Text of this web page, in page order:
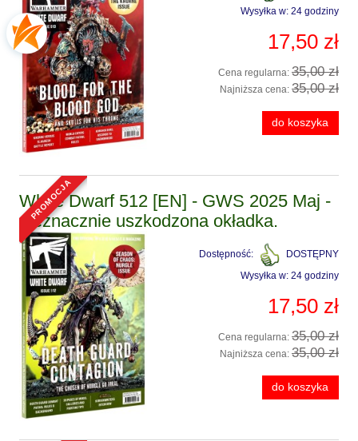
Wysyłka w: 24 godziny
17,50 zł
Cena regularna: 35,00 zł
Najniższa cena: 35,00 zł
do koszyka
White Dwarf 512 [EN] - GWS 2025 Maj -
nieznacznie uszkodzona okładka.
Dostępność:
DOSTĘPNY
Wysyłka w: 24 godziny
17,50 zł
Cena regularna: 35,00 zł
Najniższa cena: 35,00 zł
do koszyka
promocja